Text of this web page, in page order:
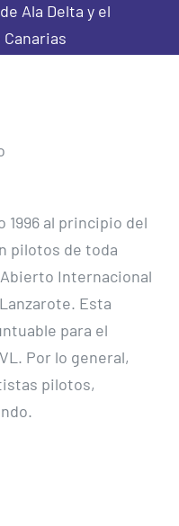
Ala Delta y el
1996 al principio del
pilotos de toda
Internacional
Esta
para el
Por lo general,
pilotos,